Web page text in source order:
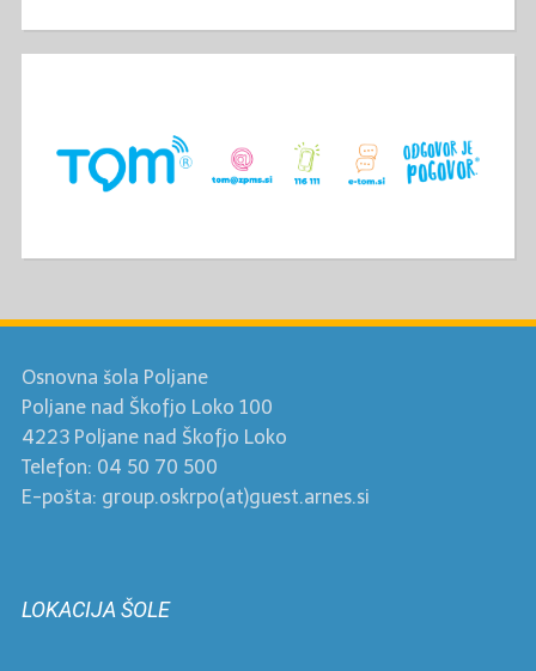
Osnovna šola Poljane
Poljane nad Škofjo Loko 100
4223 Poljane nad Škofjo Loko
Telefon: 04 50 70 500
E-pošta: group.oskrpo(at)guest.arnes.si
LOKACIJA ŠOLE